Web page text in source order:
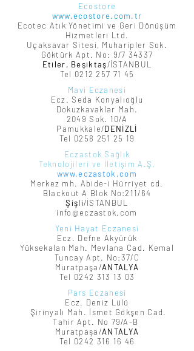
Ecostore
www.ecostore.com.tr
Ecotec Atık Yönetimi ve Geri Dönüşüm
Hizmetleri Ltd.
Uçaksavar Sitesi, Muharipler Sok.
Göktürk Apt. No: 9/7 34337
Etiler, Beşiktaş/İSTANBUL
Tel 0212 257 71 45
Mavi Eczanesi
Ecz. Seda Konyalıoğlu
Dokuzkavaklar Mah.
2049 Sok. 10/A
Pamukkale/DENİZLİ
Tel 0258 251 25 19
Eczastok Sağlık
Teknolojileri ve İletişim A.Ş.
www.eczastok.com
Merkez mh. Abide-i Hürriyet cd.
Blackout A Blok No:211/64
Şişli/İSTANBUL
info@eczastok.com
Yeni Hayat Eczanesi
Ecz. Defne Akyürük
Yüksekalan Mah. Mevlana Cad. Kemal
Tuncay Apt. No:37/C
Muratpaşa/ANTALYA
Tel 0242 313 13 03
Pars Eczanesi
Ecz. Deniz Lülü
Şirinyalı Mah. İsmet Gökşen Cad.
Tahir Apt. No 79/A-B
Muratpaşa/ANTALYA
Tel 0242 316 16 46